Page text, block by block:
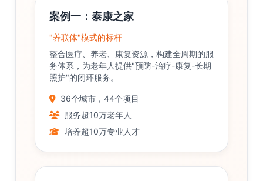
案例一：泰康之家
"养联体"模式的标杆
整合医疗、养老、康复资源，构建全周期的服
务体系，为老年人提供"预防-治疗-康复-长期
照护"的闭环服务。
36个城市，44个项目
服务超10万老年人
培养超10万专业人才